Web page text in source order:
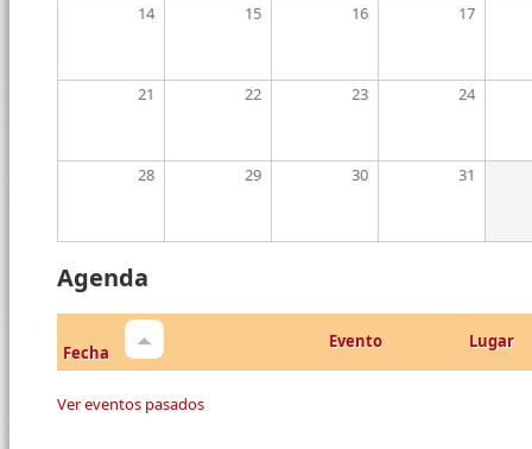
14 15 16 17
21 22 23 24
28 29 30 31
Agenda
Fecha
Evento Lugar
Ver eventos pasados